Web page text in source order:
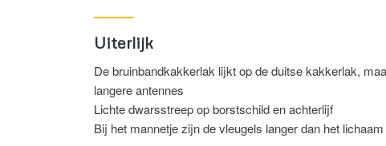
Uiterlijk
De bruinbandkakkerlak lijkt op de duitse kakkerlak,
langere antennes
Lichte dwarsstreep op borstschild en achterlijf
Bij het mannetje zijn de vleugels langer dan het lichaam